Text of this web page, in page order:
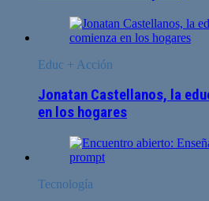
Educ + Acción
Jonatan Castellanos, la
en los hogares
Tecnología